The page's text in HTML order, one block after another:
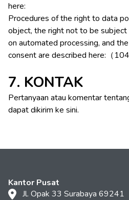
here:
Procedures of the right to data
object, the right not to be
on automated processing, and
consent are described here:（
7. KONTAK
Pertanyaan atau komentar
dapat dikirim ke sini.
Kantor Pusat
Jl. Opak 33 Surabaya 69241